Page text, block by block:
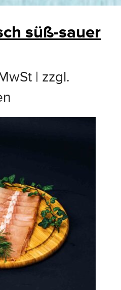
süß-sauer
| zzgl.